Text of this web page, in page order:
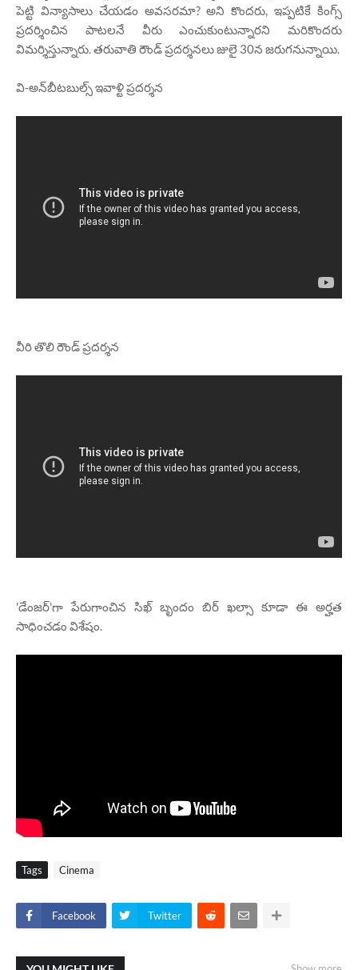
పెట్టి విన్యాసాలు చేయడం అవసరమా? అని కొందరు, ఇప్పటికే కింగ్స్
ప్రదర్శించిన పాటలనే వీరు ఎంచుకుంటున్నారని మరికొందరు
విమర్శిస్తున్నారు. తరువాతి రౌండ్ ప్రదర్శనలు జులై 30న జరుగనున్నాయి.
వి-అన్‌బీటబుల్స్ ఇవాళ్టి ప్రదర్శన
వీరి తొలి రౌండ్ ప్రదర్శన
'డేంజర్'గా పేరుగాంచిన సిఖ్ బృందం బిర్ ఖల్సా కూడా ఈ అర్హత
సాధించడం విశేషం.
Tags Cinema
Facebook Twitter